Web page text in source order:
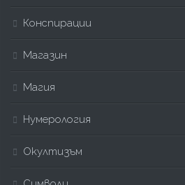
Конспирации
Магазин
Магия
Нумерология
Окултизъм